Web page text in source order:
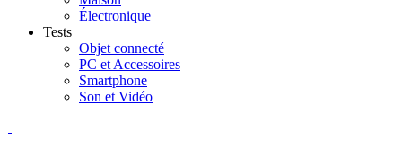
Électronique
Tests
Objet connecté
PC et Accessoires
Smartphone
Son et Vidéo